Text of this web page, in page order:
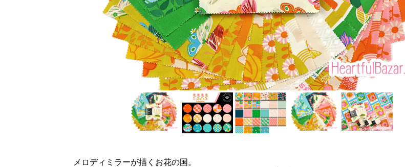
メロディミラーが描くお花の国。